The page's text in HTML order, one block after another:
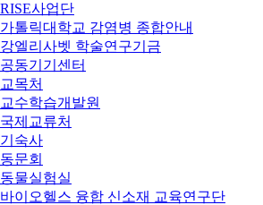
RISE사업단
가톨릭대학교 감염병 종합안내
강엘리사벳 학술연구기금
공동기기센터
교목처
교수학습개발원
국제교류처
기숙사
동문회
동물실험실
바이오헬스 융합 신소재 교육연구단